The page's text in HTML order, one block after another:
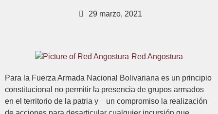
29 marzo, 2021
Red Angostura
Para la Fuerza Armada Nacional Bolivariana es un principio
constitucional no permitir la presencia de grupos armados
en el territorio de la patria y un compromiso la realización